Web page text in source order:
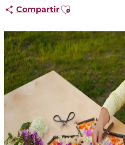
CompartirAjouter aux